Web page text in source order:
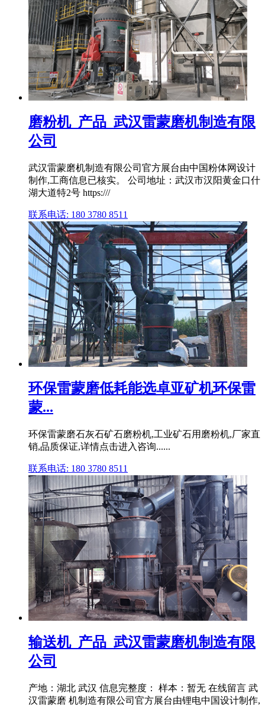
磨粉机_产品_武汉雷蒙磨机制造有限
公司
武汉雷蒙磨机制造有限公司官方展台由中国粉体网设计
制作,工商信息已核实。 公司地址：武汉市汉阳黄金口什
湖大道特2号 https:///
联系电话: 180 3780 8511
环保雷蒙磨低耗能选卓亚矿机环保雷
蒙...
环保雷蒙磨石灰石矿石磨粉机,工业矿石用磨粉机,厂家直
销,品质保证,详情点击进入咨询......
联系电话: 180 3780 8511
输送机_产品_武汉雷蒙磨机制造有限
公司
产地：湖北 武汉 信息完整度： 样本：暂无 在线留言 武
汉雷蒙磨 机制造有限公司官方展台由锂电中国设计制作,